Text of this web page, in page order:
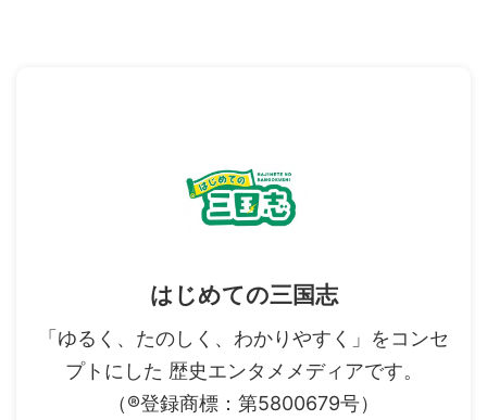
はじめての三国志
「ゆるく、たのしく、わかりやすく」をコンセ
プトにした 歴史エンタメメディアです。
（®登録商標：第5800679号）